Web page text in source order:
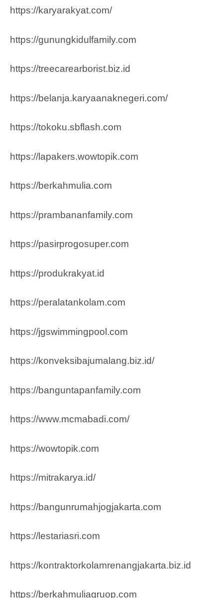
https://karyarakyat.com/
https://gunungkidulfamily.com
https://treecarearborist.biz.id
https://belanja.karyaanaknegeri.com/
https://tokoku.sbflash.com
https://lapakers.wowtopik.com
https://berkahmulia.com
https://prambananfamily.com
https://pasirprogosuper.com
https://produkrakyat.id
https://peralatankolam.com
https://jgswimmingpool.com
https://konveksibajumalang.biz.id/
https://banguntapanfamily.com
https://www.mcmabadi.com/
https://wowtopik.com
https://mitrakarya.id/
https://bangunrumahjogjakarta.com
https://lestariasri.com
https://kontraktorkolamrenangjakarta.biz.id
https://berkahmuliagruop.com